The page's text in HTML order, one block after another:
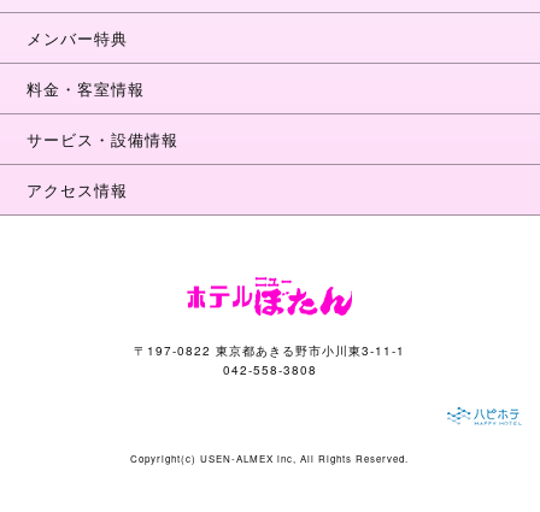
メンバー特典
料金・客室情報
サービス・設備情報
アクセス情報
〒197-0822 東京都あきる野市小川東3-11-1
042-558-3808
Copyright(c)USEN-ALMEX inc, All Rights Reserved.